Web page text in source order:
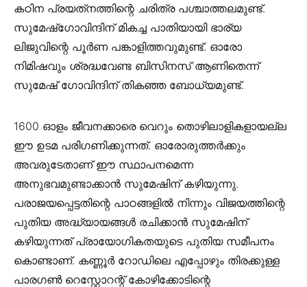
കഠിന പ്രയത്‌നത്തിന്റെ ചരിത്ര പശ്ചാത്തലമുണ്ട്.
സുമേഷ്‌ഗോവിന്ദിന് മികച്ച പാതിയായി ഭാര്യ
ലിജുവിന്റെ പൂര്‍ണ പങ്കാളിത്തവുമുണ്ട്. ഓരോ
നിമിഷവും ശ്രദ്ധവേണ്ട ബിസിനസ് ആണിതെന്ന്
സുമേഷ് ഗോവിന്ദിന് തികഞ്ഞ ബോധ്യമുണ്ട്.
1600 ഓളം ജീവനക്കാരെ വെറും തൊഴിലാളികളായല്ല
ഈ ഉടമ പരിഗണിക്കുന്നത്. ഓരോരുത്തര്‍ക്കും
അവരുടേതാണ് ഈ സ്ഥാപനമെന്ന
അനുഭവമുണ്ടാക്കാന്‍ സുമേഷിന് കഴിയുന്നു.
പരാജയപ്പെട്ടതിന്റെ പാഠങ്ങളില്‍ നിന്നും വിജയത്തിന്റെ
പുതിയ അദ്ധ്യായങ്ങള്‍ രചിക്കാന്‍ സുമേഷിന്
കഴിയുന്നത് പ്രായോഗികതയുടെ പുതിയ സമീപനം
കൊണ്ടാണ്. കണ്ണൂര്‍ റോഡിലെ എപ്പോഴും തിരക്കുള്ള
പാരഗണ്‍ റെസ്റ്റോറന്റ് കോഴിക്കോടിന്റെ